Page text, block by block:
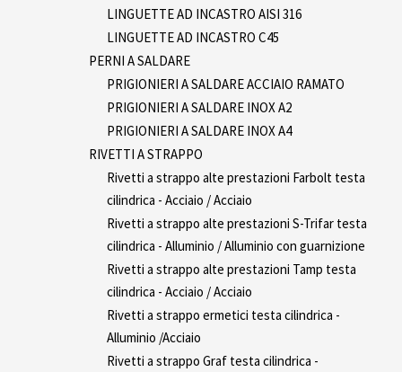
LINGUETTE AD INCASTRO AISI 316
LINGUETTE AD INCASTRO C45
PERNI A SALDARE
PRIGIONIERI A SALDARE ACCIAIO RAMATO
PRIGIONIERI A SALDARE INOX A2
PRIGIONIERI A SALDARE INOX A4
RIVETTI A STRAPPO
Rivetti a strappo alte prestazioni Farbolt testa
cilindrica - Acciaio / Acciaio
Rivetti a strappo alte prestazioni S-Trifar testa
cilindrica - Alluminio / Alluminio con guarnizione
Rivetti a strappo alte prestazioni Tamp testa
cilindrica - Acciaio / Acciaio
Rivetti a strappo ermetici testa cilindrica -
Alluminio /Acciaio
Rivetti a strappo Graf testa cilindrica -